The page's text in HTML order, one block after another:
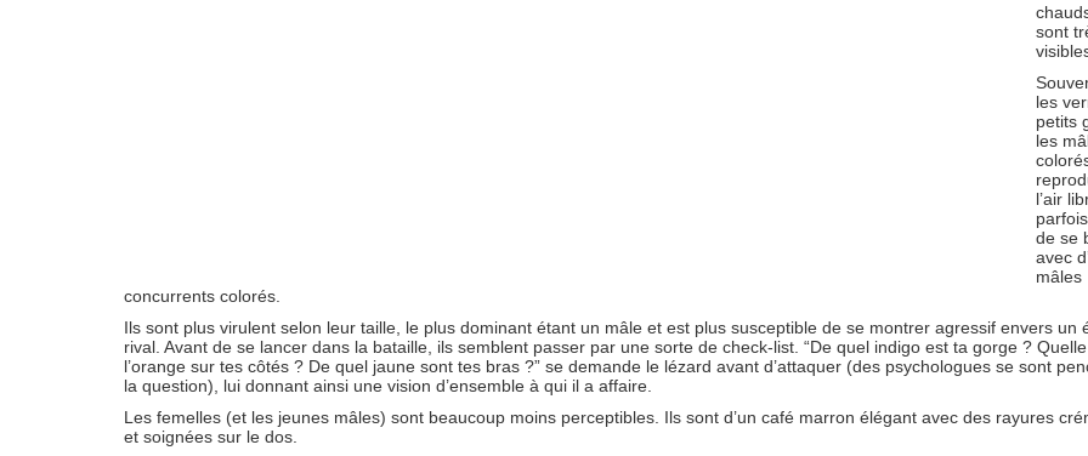
sont
les
petits
les
l’air
de se
avec
mâles
concurrents colorés.
Ils sont plus virulent selon leur taille, le plus dominant étant un mâle et est plus susceptible de se montrer agressif envers un
rival. Avant de se lancer dans la bataille, ils semblent passer par une sorte de check-list. “De quel indigo est ta gorge ?
l’orange sur tes côtés ? De quel jaune sont tes bras ?” se demande le lézard avant d’attaquer (des psychologues se sont
la question), lui donnant ainsi une vision d’ensemble à qui il a affaire.
Les femelles (et les jeunes mâles) sont beaucoup moins perceptibles. Ils sont d’un café marron élégant avec des rayures
et soignées sur le dos.